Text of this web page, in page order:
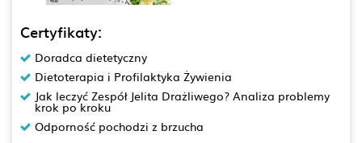
Certyfikaty:
Doradca dietetyczny
Dietoterapia i Profilaktyka Żywienia
Jak leczyć Zespół Jelita Drażliwego? Analiza problemy
krok po kroku
Odporność pochodzi z brzucha